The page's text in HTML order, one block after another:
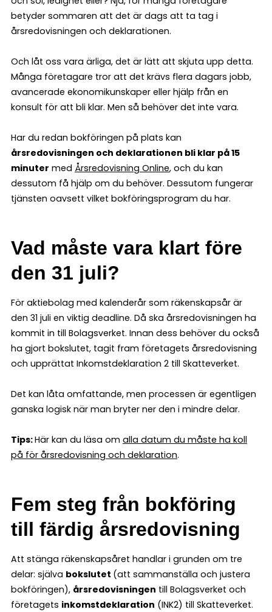
betyder sommaren att det är dags att ta tag i
årsredovisningen och deklarationen.
Och låt oss vara ärliga, det är lätt att skjuta upp detta.
Många företagare tror att det krävs flera dagars jobb,
avancerade ekonomikunskaper eller hjälp från en
konsult för att bli klar. Men så behöver det inte vara.
Har du redan bokföringen på plats kan
årsredovisningen och deklarationen bli klar på 15
minuter med Årsredovisning Online, och du kan
dessutom få hjälp om du behöver. Dessutom fungerar
tjänsten oavsett vilket bokföringsprogram du har.
Vad måste vara klart före
den 31 juli?
För aktiebolag med kalenderår som räkenskapsår är
den 31 juli en viktig deadline. Då ska årsredovisningen ha
kommit in till Bolagsverket. Innan dess behöver du också
ha gjort bokslutet, tagit fram företagets årsredovisning
och upprättat Inkomstdeklaration 2 till Skatteverket.
Det kan låta omfattande, men processen är egentligen
ganska logisk när man bryter ner den i mindre delar.
Tips:Här kan du läsa om alla datum du måste ha koll
på för årsredovisning och deklaration.
Fem steg från bokföring
till färdig årsredovisning
Att stänga räkenskapsåret handlar i grunden om tre
delar: själva bokslutet (att sammanställa och justera
bokföringen), årsredovisningen till Bolagsverket och
företagets inkomstdeklaration (INK2) till Skatteverket.